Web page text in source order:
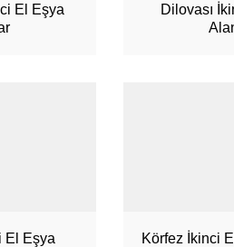
El Eşya
Dilovası
El Eşya
Körfez İkinci